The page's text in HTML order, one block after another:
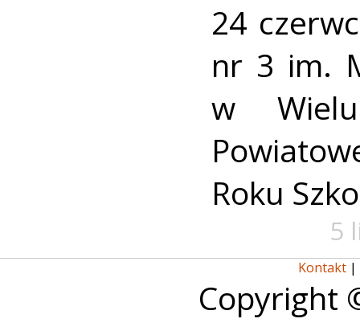
24
nr 3 im.
w
Roku
5
Kontakt |
Copyright